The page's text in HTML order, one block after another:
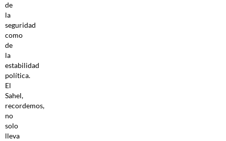
de
la
seguridad
como
de
la
estabilidad
política.
El
Sahel,
recordemos,
no
solo
lleva